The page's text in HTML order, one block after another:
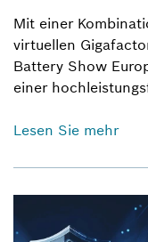
Mit einer
virtuellen
Battery Show
einer
Lesen Sie mehr